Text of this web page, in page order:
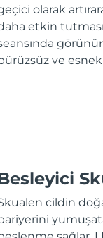
olarak
etkin
ve
cildin